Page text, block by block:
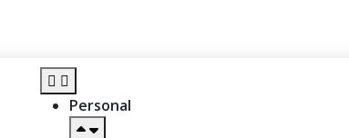
Personal